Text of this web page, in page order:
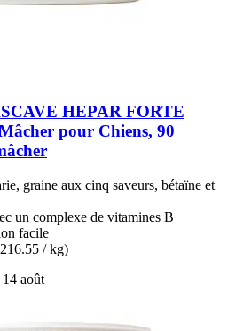
HEPAR FORTE
pour Chiens, 90
graine aux cinq saveurs, bétaïne et
un complexe de vitamines B
facile
/ kg)
août